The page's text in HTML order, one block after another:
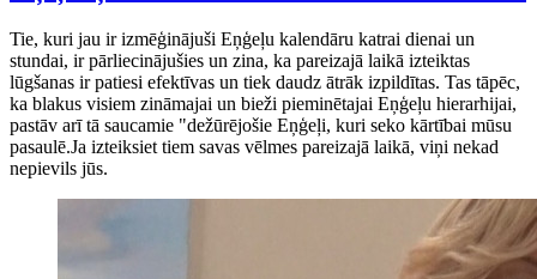
Tie, kuri jau ir izmēģinājuši Eņģeļu kalendāru katrai dienai un
stundai, ir pārliecinājušies un zina, ka pareizajā laikā izteiktas
lūgšanas ir patiesi efektīvas un tiek daudz ātrāk izpildītas. Tas tāpēc,
ka blakus visiem zināmajai un bieži pieminētajai Eņģeļu hierarhijai,
pastāv arī tā saucamie "dežūrējošie Eņģeļi, kuri seko kārtībai mūsu
pasaulē.Ja izteiksiet tiem savas vēlmes pareizajā laikā, viņi nekad
nepievils jūs.